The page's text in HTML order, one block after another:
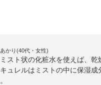
あかり(40代・女性)
ミスト状の化粧水を使えば、
キュレルはミストの中に保湿
。